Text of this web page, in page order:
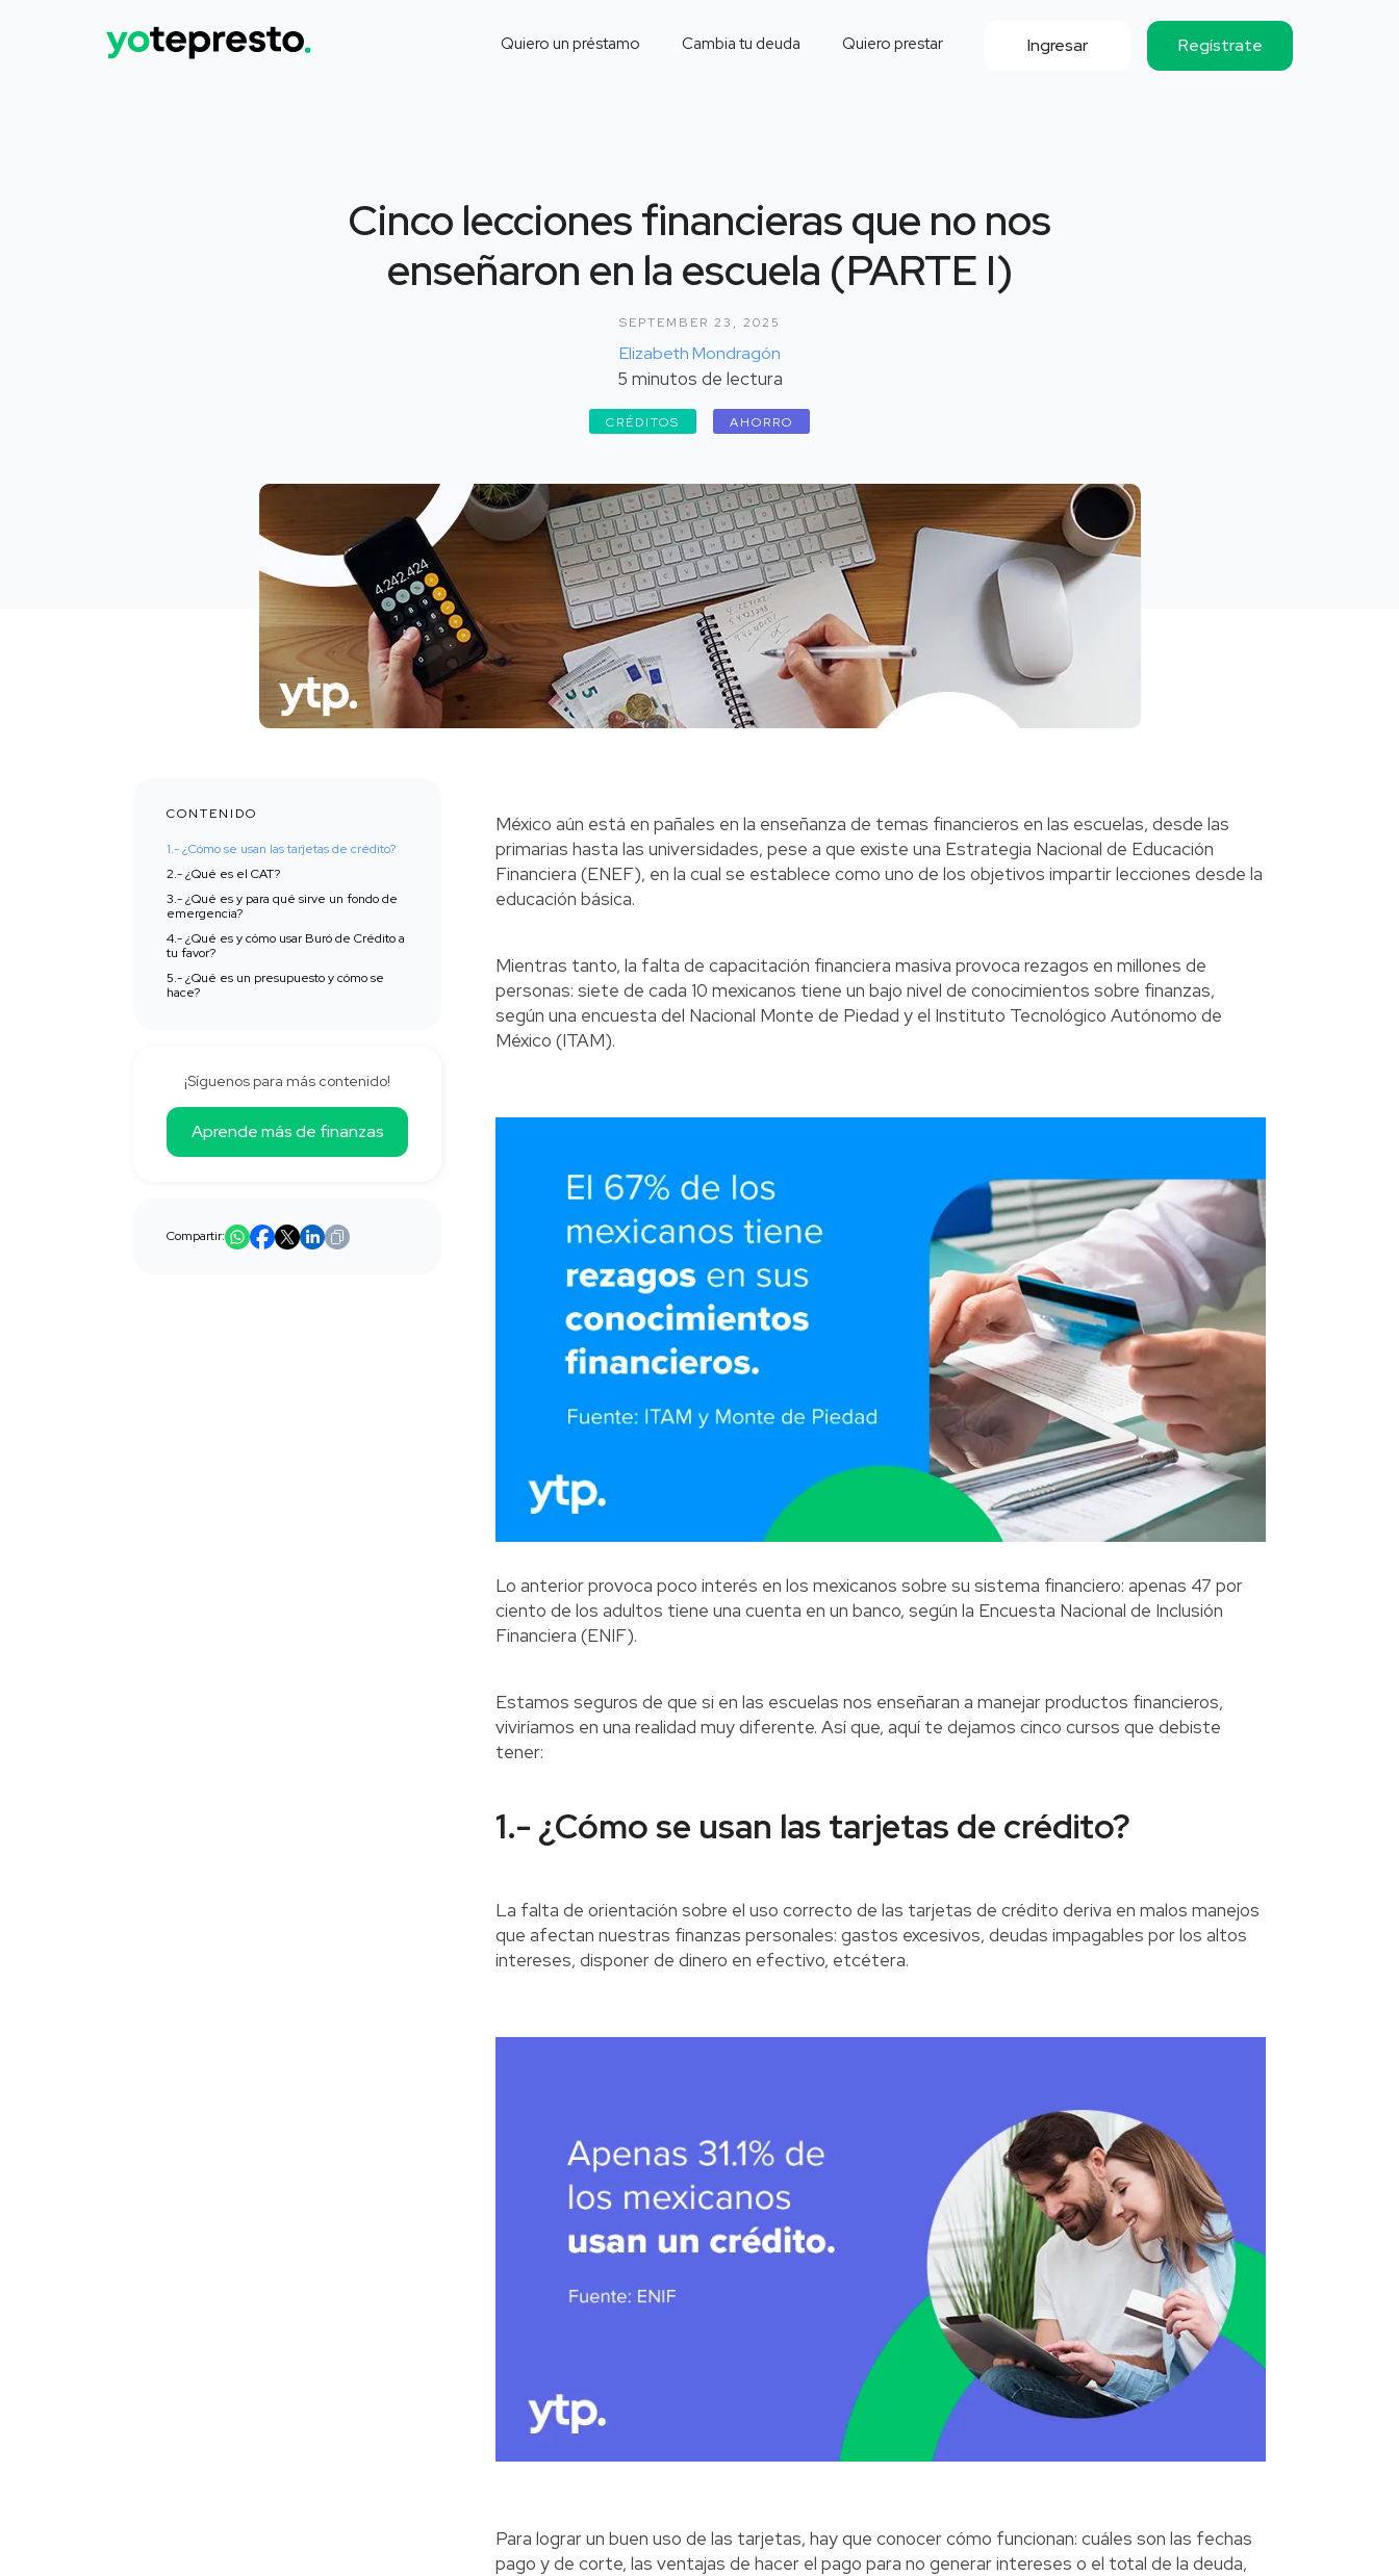
Quiero un préstamo Cambia tu deuda Quiero prestar Ingresar Regístrate
Cinco lecciones financieras que no nos
enseñaron en la escuela (PARTE I)
SEPTEMBER 23, 2025
Elizabeth Mondragón
5 minutos de lectura
CRÉDITOS AHORRO
CONTENIDO
1.- ¿Cómo se usan las tarjetas de crédito?‍
2.- ¿Qué es el CAT?‍
3.- ¿Qué es y para qué sirve un fondo de
emergencia? ‍
4.- ¿Qué es y cómo usar Buró de Crédito a
tu favor?‍
5.- ¿Qué es un presupuesto y cómo se
hace?‍
¡Síguenos para más contenido!
Aprende más de finanzas
Compartir:
México aún está en pañales en la enseñanza de temas financieros en las escuelas, desde las
primarias hasta las universidades, pese a que existe una Estrategia Nacional de Educación
Financiera (ENEF), en la cual se establece como uno de los objetivos impartir lecciones desde la
educación básica.
Mientras tanto, la falta de capacitación financiera masiva provoca rezagos en millones de
personas: siete de cada 10 mexicanos tiene un bajo nivel de conocimientos sobre finanzas,
según una encuesta del Nacional Monte de Piedad y el Instituto Tecnológico Autónomo de
México (ITAM).
Lo anterior provoca poco interés en los mexicanos sobre su sistema financiero: apenas 47 por
ciento de los adultos tiene una cuenta en un banco, según la Encuesta Nacional de Inclusión
Financiera (ENIF).
Estamos seguros de que si en las escuelas nos enseñaran a manejar productos financieros,
viviríamos en una realidad muy diferente. Así que, aquí te dejamos cinco cursos que debiste
tener:
1.- ¿Cómo se usan las tarjetas de crédito?
La falta de orientación sobre el uso correcto de las tarjetas de crédito deriva en malos manejos
que afectan nuestras finanzas personales: gastos excesivos, deudas impagables por los altos
intereses, disponer de dinero en efectivo, etcétera.
Para lograr un buen uso de las tarjetas, hay que conocer cómo funcionan: cuáles son las fechas
pago y de corte, las ventajas de hacer el pago para no generar intereses o el total de la deuda,